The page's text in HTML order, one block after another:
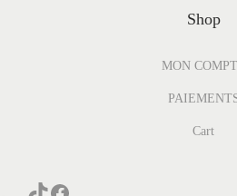
Shop
MON
Cart